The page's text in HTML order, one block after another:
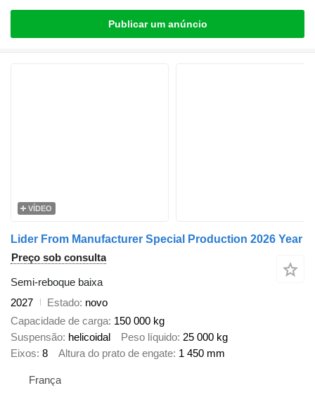
Publicar um anúncio
VÍDEO
Lider From Manufacturer Special Production 2026 Year
Preço sob consulta
Semi-reboque baixa
2027
Estado novo
Capacidade de carga 150 000 kg
Suspensão helicoidal Peso líquido 25 000 kg
Eixos 8 Altura do prato de engate 1 450 mm
França